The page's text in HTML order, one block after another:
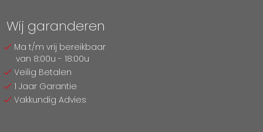
Wij garanderen
Ma t/m vrij bereikbaar
van 8:00u - 18:00u
Veilig Betalen
1 Jaar Garantie
Vakkundig Advies